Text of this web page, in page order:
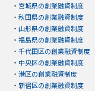
・ 宮城県の創業融資制度
・ 秋田県の創業融資制度
・ 山形県の創業融資制度
・ 福島県の創業融資制度
・ 千代田区の創業融資制度
・ 中央区の創業融資制度
・ 港区の創業融資制度
・ 新宿区の創業融資制度